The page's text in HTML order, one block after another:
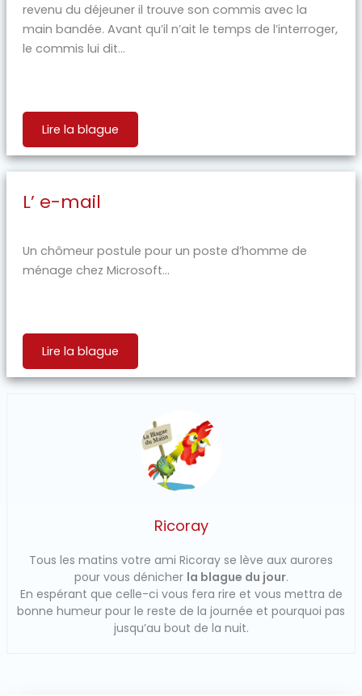
revenu du déjeuner il trouve son commis avec la
main bandée. Avant qu’il n’ait le temps de l’interroger,
le commis lui dit...
Lire la blague
L’ e-mail
Un chômeur postule pour un poste d’homme de
ménage chez Microsoft...
Lire la blague
Ricoray
Tous les matins votre ami Ricoray se lève aux aurores
pour vous dénicher la blague du jour.
En espérant que celle-ci vous fera rire et vous mettra de
bonne humeur pour le reste de la journée et pourquoi pas
jusqu’au bout de la nuit.